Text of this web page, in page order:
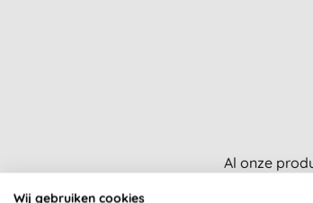
Al onze
Wij gebruiken cookies